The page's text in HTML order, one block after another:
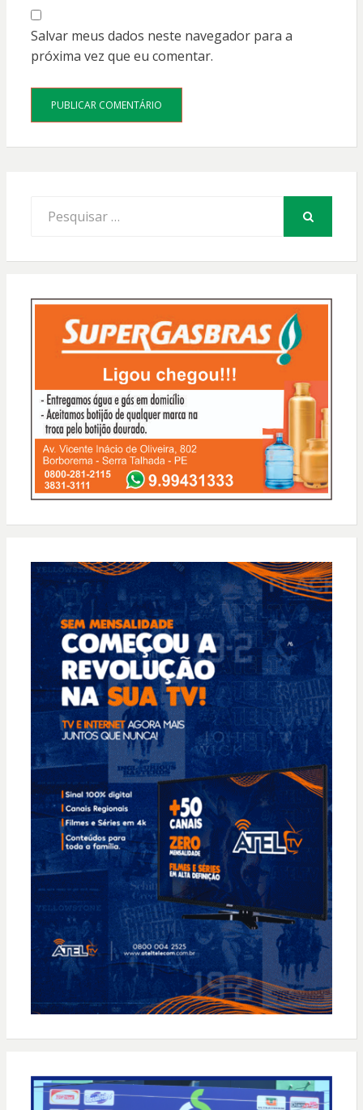
Salvar meus dados neste navegador para a
próxima vez que eu comentar.
por: